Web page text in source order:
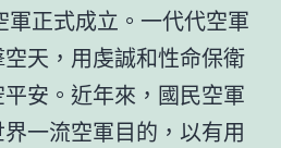
正式成立。一代代空軍
天，用虔誠和性命保衛
安。近年來，國民空軍
一流空軍目的，以有用